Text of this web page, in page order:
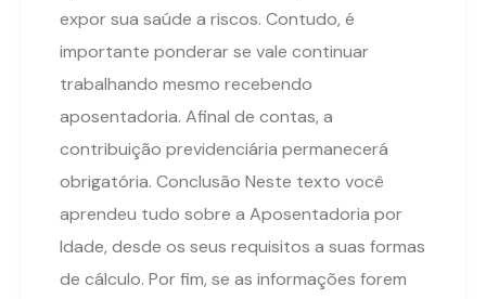
expor sua saúde a riscos. Contudo, é
importante ponderar se vale continuar
trabalhando mesmo recebendo
aposentadoria. Afinal de contas, a
contribuição previdenciária permanecerá
obrigatória. Conclusão Neste texto você
aprendeu tudo sobre a Aposentadoria por
Idade, desde os seus requisitos a suas formas
de cálculo. Por fim, se as informações forem